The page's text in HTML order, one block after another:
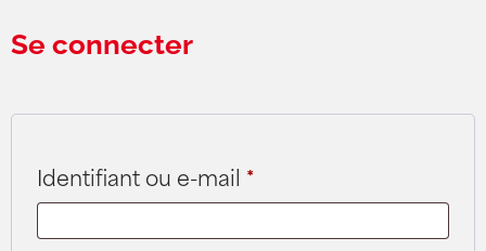
Se connecter
Identifiant ou e-mail *